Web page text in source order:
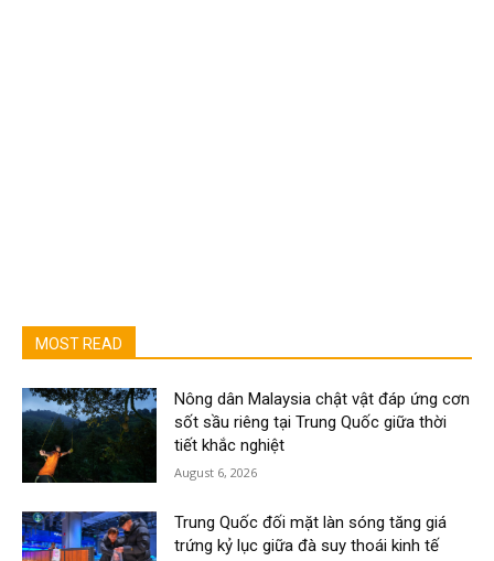
MOST READ
Nông dân Malaysia chật vật đáp ứng cơn
sốt sầu riêng tại Trung Quốc giữa thời
tiết khắc nghiệt
August 6, 2026
Trung Quốc đối mặt làn sóng tăng giá
trứng kỷ lục giữa đà suy thoái kinh tế